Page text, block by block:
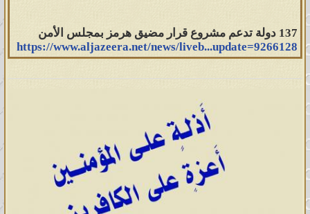
137 دولة تدعم مشروع قرار مضيق هرمز بمجلس الأمن
https://www.aljazeera.net/news/liveb...update=9266128